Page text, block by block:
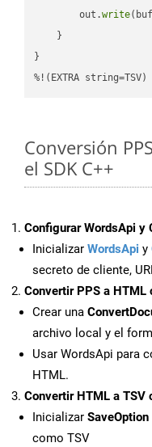
        out.
write
    }
}
%!(EXTRA string=TSV)
Conversión
el SDK C++
Configurar WordsApi y
Inicializar WordsApi y
secreto de cliente,
Convertir PPS a HTML
Crear una
archivo local y el
Usar WordsApi para
HTML.
Convertir HTML a TSV
Inicializar SaveOption
como TSV